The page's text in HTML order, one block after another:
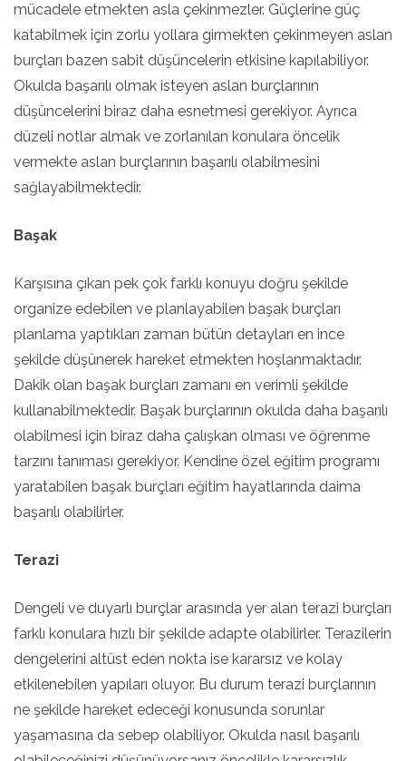
mücadele etmekten asla çekinmezler. Güçlerine güç
katabilmek için zorlu yollara girmekten çekinmeyen aslan
burçları bazen sabit düşüncelerin etkisine kapılabiliyor.
Okulda başarılı olmak isteyen aslan burçlarının
düşüncelerini biraz daha esnetmesi gerekiyor. Ayrıca
düzeli notlar almak ve zorlanılan konulara öncelik
vermekte aslan burçlarının başarılı olabilmesini
sağlayabilmektedir.
Başak
Karşısına çıkan pek çok farklı konuyu doğru şekilde
organize edebilen ve planlayabilen başak burçları
planlama yaptıkları zaman bütün detayları en ince
şekilde düşünerek hareket etmekten hoşlanmaktadır.
Dakik olan başak burçları zamanı en verimli şekilde
kullanabilmektedir. Başak burçlarının okulda daha başarılı
olabilmesi için biraz daha çalışkan olması ve öğrenme
tarzını tanıması gerekiyor. Kendine özel eğitim programı
yaratabilen başak burçları eğitim hayatlarında daima
başarılı olabilirler.
Terazi
Dengeli ve duyarlı burçlar arasında yer alan terazi burçları
farklı konulara hızlı bir şekilde adapte olabilirler. Terazilerin
dengelerini altüst eden nokta ise kararsız ve kolay
etkilenebilen yapıları oluyor. Bu durum terazi burçlarının
ne şekilde hareket edeceği konusunda sorunlar
yaşamasına da sebep olabiliyor. Okulda nasıl başarılı